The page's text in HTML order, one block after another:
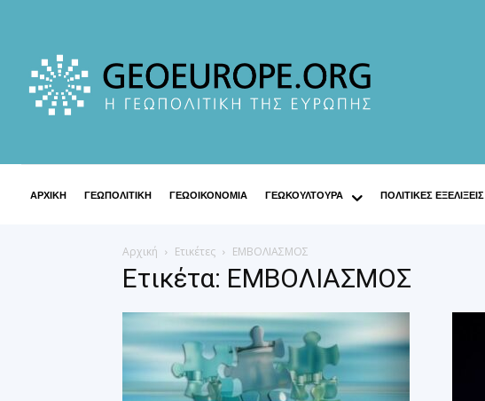
ΑΡΧΙΚΗ ΓΕΩΠΟΛΙΤΙΚΗ ΓΕΩΟΙΚΟΝΟΜΙΑ ΓΕΩΚΟΥΛΤΟΥΡΑ ΠΟΛΙΤΙΚΕΣ ΕΞΕΛΙΞΕΙΣ
Αρχική Ετικέτες ΕΜΒΟΛΙΑΣΜΟΣ
Ετικέτα: ΕΜΒΟΛΙΑΣΜΟΣ